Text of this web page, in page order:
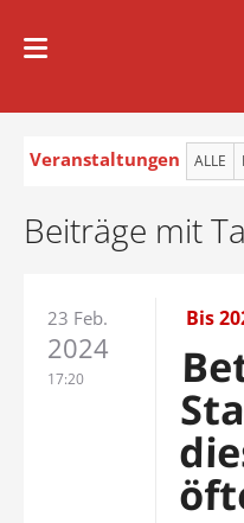
Veranstaltungen ALLE
Beiträge mit
23 Feb.
2024
17:20
Bis